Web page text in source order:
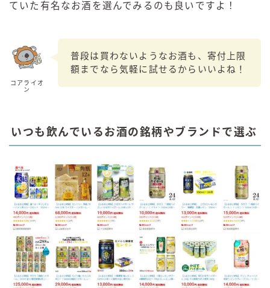
ていた有名なお酒を選んでみるのも良いですよ！
コアライオ
ン
普段は買わないようなお酒も、寄付上限
額までなら気軽に試せるからいいよね！
いつも飲んでいるお酒の銘柄やブランドで選ぶ